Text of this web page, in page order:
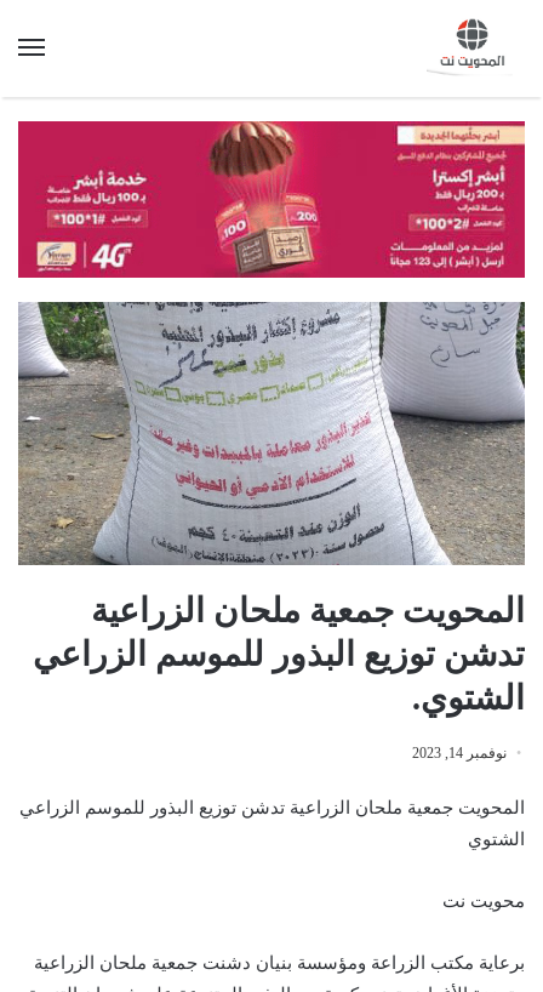
المحويت جمعية ملحان الزراعية
تدشن توزيع البذور للموسم الزراعي
الشتوي.
نوفمبر 14, 2023
المحويت جمعية ملحان الزراعية تدشن توزيع البذور للموسم الزراعي
الشتوي
محويت نت
برعاية مكتب الزراعة ومؤسسة بنيان دشنت جمعية ملحان الزراعية